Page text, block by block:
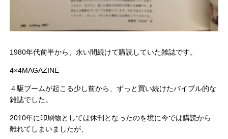
1980年代前半から、永い間続けて購読していた雑誌です。
4×4MAGAZINE
４駆ブームが起こる少し前から、ずっと買い続けたバイブル的な
雑誌でした。
2010年に印刷物としては休刊となったのを境に今では購読から
離れてしまいましたが、